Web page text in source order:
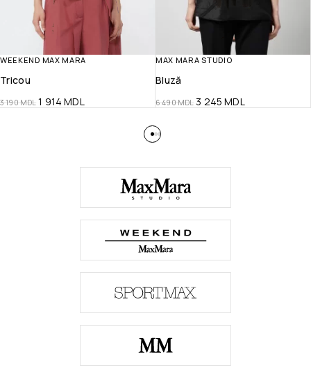
WEEKEND MAX MARA
Tricou
3 190MDL 1 914MDL
MAX MARA STUDIO
Bluză
6 490MDL 3 245MDL